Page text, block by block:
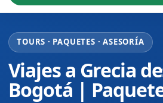
TOURS · PAQUETES · ASESORÍA
Viajes a Grecia
Bogotá |